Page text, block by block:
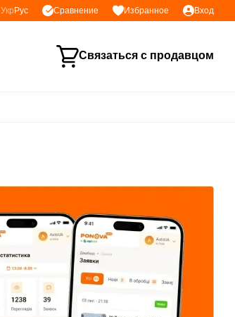
Укр Рус Сравнение Избранное Вход
Связаться с продавцом